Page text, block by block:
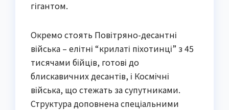
гігантом.
Окремо стоять Повітряно-десантні
війська – елітні “крилаті піхотинці” з 45
тисячами бійців, готові до
блискавичних десантів, і Космічні
війська, що стежать за супутниками.
Структура доповнена спеціальними